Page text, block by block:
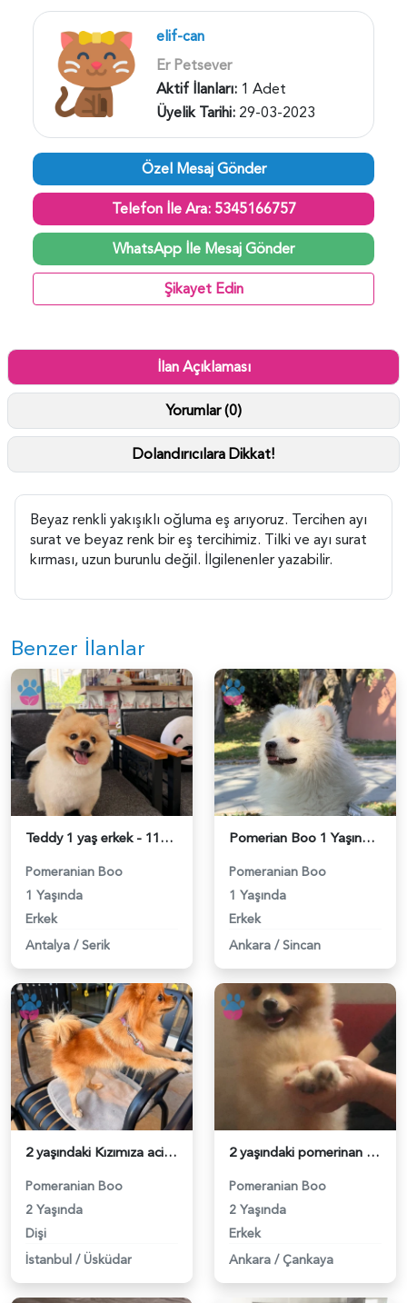
elif-can
Er Petsever
Aktif İlanları: 1 Adet
Üyelik Tarihi: 29-03-2023
Özel Mesaj Gönder
Telefon İle Ara: 5345166757
WhatsApp İle Mesaj Gönder
Şikayet Edin
İlan Açıklaması
Yorumlar (0)
Dolandırıcılara Dikkat!
Beyaz renkli yakışıklı oğluma eş arıyoruz. Tercihen ayı
surat ve beyaz renk bir eş tercihimiz. Tilki ve ayı surat
kırması, uzun burunlu değil. İlgilenenler yazabilir.
Benzer İlanlar
Teddy 1 yaş erkek - 118984673
Pomeranian Boo
1 Yaşında
Erkek
Antalya / Serik
Pomerian Boo 1 Yaşında Eş Arıyor - 118984665
Pomeranian Boo
1 Yaşında
Erkek
Ankara / Sincan
2 yaşındaki Kızımıza acil damat adayı arıyoruz - 118984608
Pomeranian Boo
2 Yaşında
Dişi
İstanbul / Üsküdar
2 yaşındaki pomerinan oğluma eş arıyoruz - 118984492
Pomeranian Boo
2 Yaşında
Erkek
Ankara / Çankaya